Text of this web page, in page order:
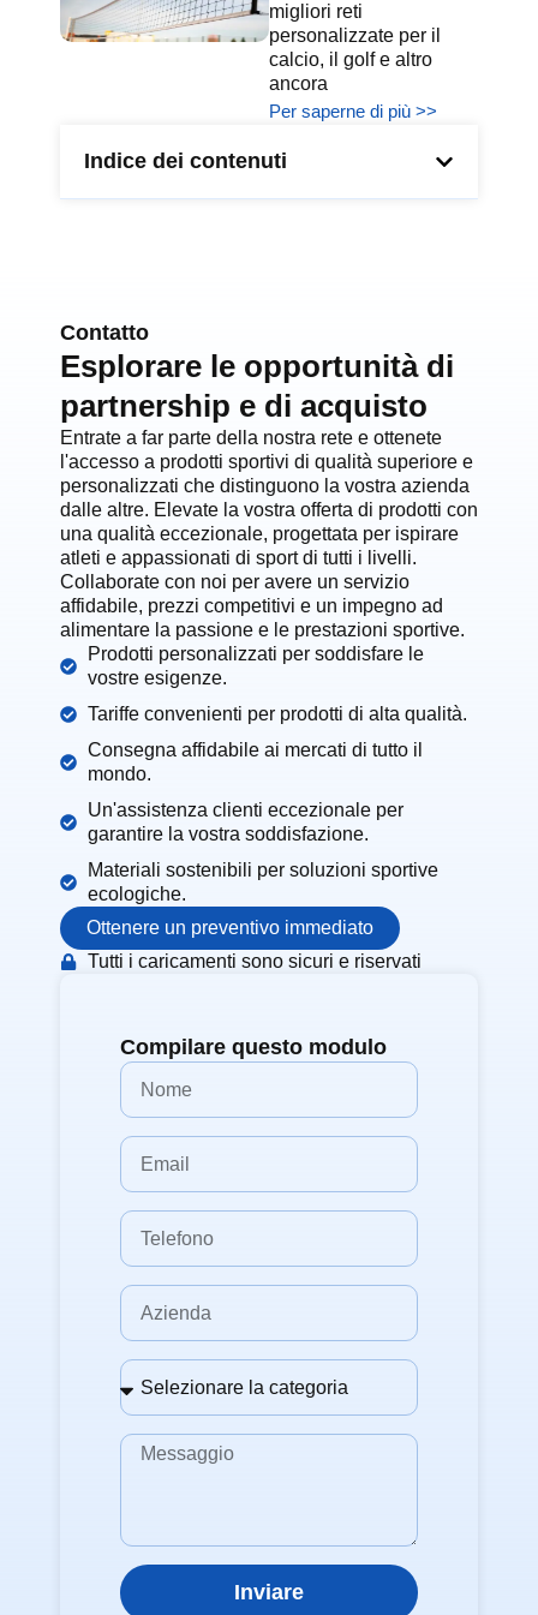
migliori reti
personalizzate per il
calcio, il golf e altro
ancora
Per saperne di più >>
Indice dei contenuti
Contatto
Esplorare le opportunità di
partnership e di acquisto
Entrate a far parte della nostra rete e ottenete
l'accesso a prodotti sportivi di qualità superiore e
personalizzati che distinguono la vostra azienda
dalle altre. Elevate la vostra offerta di prodotti con
una qualità eccezionale, progettata per ispirare
atleti e appassionati di sport di tutti i livelli.
Collaborate con noi per avere un servizio
affidabile, prezzi competitivi e un impegno ad
alimentare la passione e le prestazioni sportive.
Prodotti personalizzati per soddisfare le
vostre esigenze.
Tariffe convenienti per prodotti di alta qualità.
Consegna affidabile ai mercati di tutto il
mondo.
Un'assistenza clienti eccezionale per
garantire la vostra soddisfazione.
Materiali sostenibili per soluzioni sportive
ecologiche.
Ottenere un preventivo immediato
Tutti i caricamenti sono sicuri e riservati
Compilare questo modulo
Inviare